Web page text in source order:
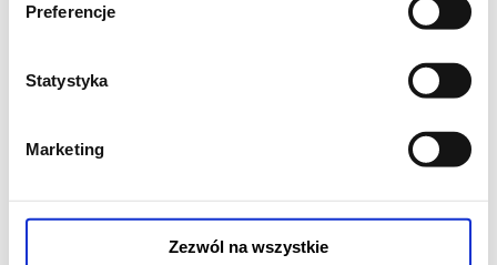
Preferencje
Statystyka
Marketing
Zezwól na wszystkie